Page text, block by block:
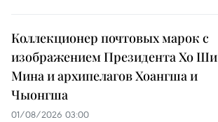
Коллекционер почтовых марок с
изображением Президента Хо Ши
Мина и архипелагов Хоангша и
Чыонгша
01/08/2026 03:00